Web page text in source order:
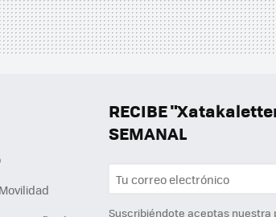
RECIBE
SEMANAL
Suscribiéndote aceptas nuestra